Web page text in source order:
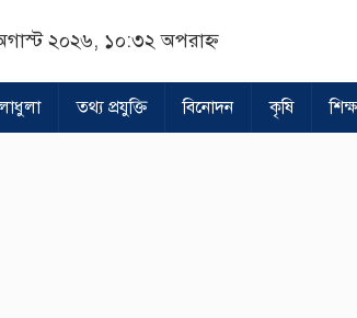
২০২৬, ১০:৩২ অপরাহ্ন
তথ্য প্রযুক্তি বিনোদন কৃষি